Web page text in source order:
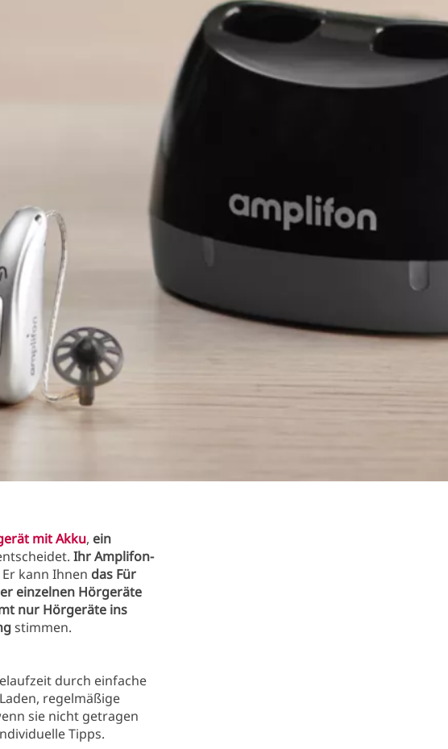
mit Akku, ein
Ihr Amplifon-
Er kann Ihnen das Für
einzelnen Hörgeräte
nur Hörgeräte ins
stimmen.
durch einfache
regelmäßige
sie nicht getragen
Tipps.